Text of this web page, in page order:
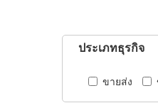
ประเภทธุรกิจ
ขายส่ง